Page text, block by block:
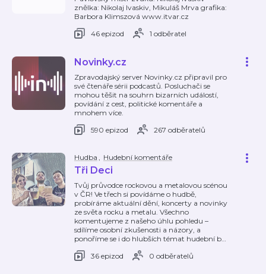
znělka: Nikolaj Ivaskiv, Mikuláš Mrva grafika:
Barbora Klimszová www.itvar.cz
46 epizod
1 odběratel
Novinky.cz
Zpravodajský server Novinky.cz připravil pro
své čtenáře sérii podcastů. Posluchači se
mohou těšit na souhrn bizarních událostí,
povídání z cest, politické komentáře a
mnohem více.
590 epizod
267 odběratelů
Hudba , Hudební komentáře
Tři Deci
Tvůj průvodce rockovou a metalovou scénou
v ČR! Ve třech si povídáme o hudbě,
probíráme aktuální dění, koncerty a novinky
ze světa rocku a metalu. Všechno
komentujeme z našeho úhlu pohledu –
sdílíme osobní zkušenosti a názory, a
ponoříme se i do hlubších témat hudební b…
36 epizod
0 odběratelů